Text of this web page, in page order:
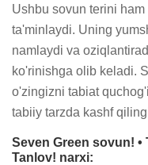
Ushbu sovun terini
ta'minlaydi. Uning
namlaydi va
ko'rinishga olib keladi.
o'zingizni tabiat
tabiiy tarzda kashf
Seven Green sovun!
Tanlov! narxi: